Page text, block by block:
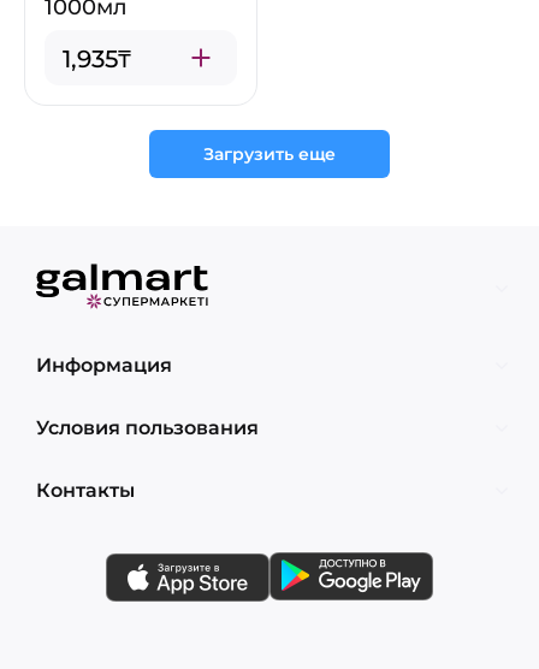
1000мл
1,935₸
Загрузить еще
Информация
Условия пользования
Контакты